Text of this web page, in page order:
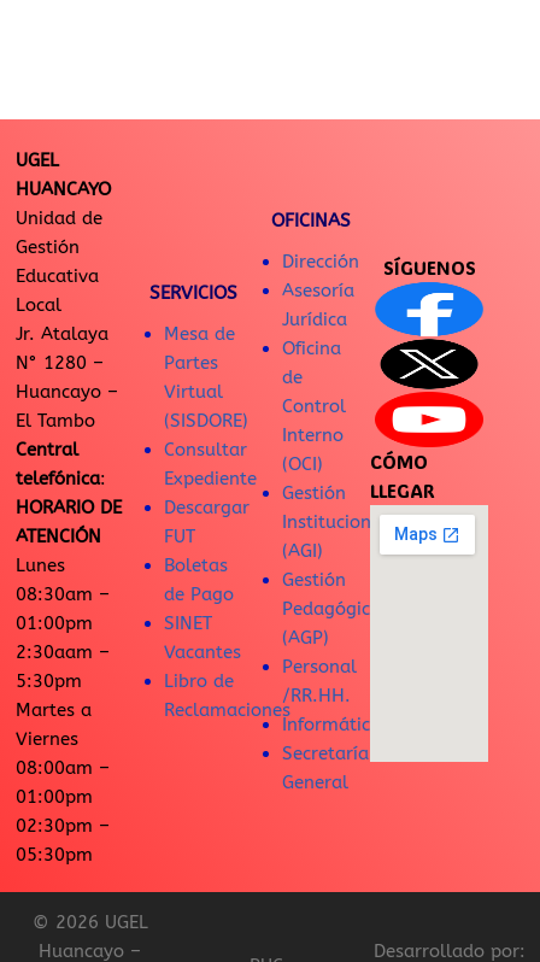
UGEL
HUANCAYO
Unidad de
Gestión
Educativa
Local
Jr. Atalaya
N° 1280 –
Huancayo –
El Tambo
Central
telefónica:
HORARIO DE
ATENCIÓN
Lunes
08:30am –
01:00pm
2:30aam –
5:30pm
Martes a
Viernes
08:00am –
01:00pm
02:30pm –
05:30pm
SERVICIOS
Mesa de
Partes
Virtual
(SISDORE)
Consultar
Expediente
Descargar
FUT
Boletas
de Pago
SINET
Vacantes
Libro de
Reclamaciones
OFICINAS
Dirección
Asesoría
Jurídica
Oficina
de
Control
Interno
(OCI)
Gestión
Institucional
(AGI)
Gestión
Pedagógica
(AGP)
Personal
/RR.HH.
Informática
Secretaría
General
SÍGUENOS
CÓMO
LLEGAR
© 2026 UGEL
Huancayo –
Desarrollado por: